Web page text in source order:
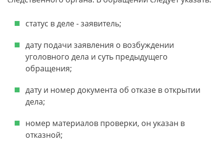
статус в деле - заявитель;
дату подачи заявления о возбуждении
уголовного дела и суть предыдущего
обращения;
дату и номер документа об отказе в открытии
дела;
номер материалов проверки, он указан в
отказной;